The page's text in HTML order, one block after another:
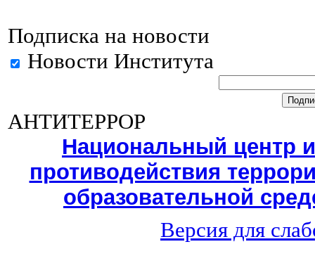
Подписка на новости
Новости Института
АНТИТЕРРОР
Национальный центр
противодействия
образовательной
Версия для